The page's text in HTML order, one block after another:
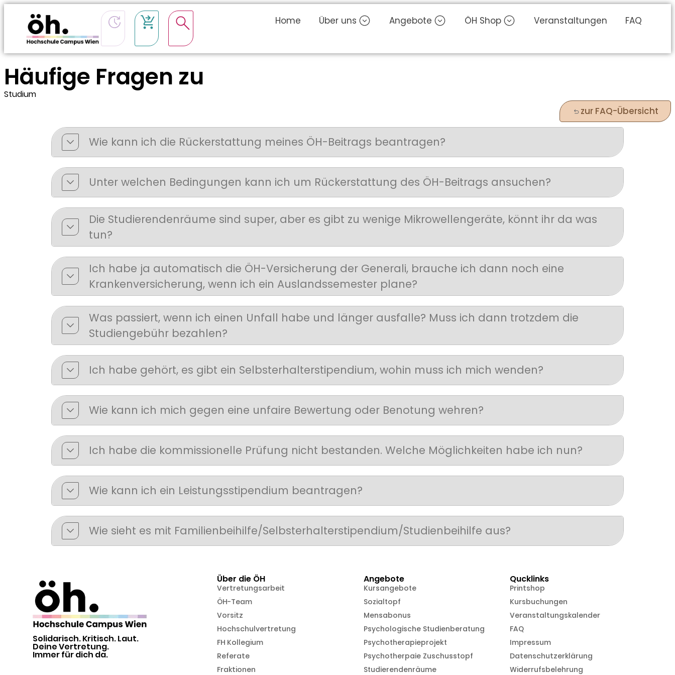
Home Über uns Angebote ÖH Shop Veranstaltungen FAQ
Häufige Fragen zu
Studium
zur FAQ-Übersicht
Wie kann ich die Rückerstattung meines ÖH-Beitrags beantragen?
Unter welchen Bedingungen kann ich um Rückerstattung des ÖH-Beitrags ansuchen?
Die Studierendenräume sind super, aber es gibt zu wenige Mikrowellengeräte, könnt ihr da was
tun?
Ich habe ja automatisch die ÖH-Versicherung der Generali, brauche ich dann noch eine
Krankenversicherung, wenn ich ein Auslandssemester plane?
Was passiert, wenn ich einen Unfall habe und länger ausfalle? Muss ich dann trotzdem die
Studiengebühr bezahlen?
Ich habe gehört, es gibt ein Selbsterhalterstipendium, wohin muss ich mich wenden?
Wie kann ich mich gegen eine unfaire Bewertung oder Benotung wehren?
Ich habe die kommissionelle Prüfung nicht bestanden. Welche Möglichkeiten habe ich nun?
Wie kann ich ein Leistungsstipendium beantragen?
Wie sieht es mit Familienbeihilfe/Selbsterhalterstipendium/Studienbeihilfe aus?
Solidarisch. Kritisch. Laut.
Deine Vertretung.
Immer für dich da.
Über die ÖH
Vertretungsarbeit
ÖH-Team
Vorsitz
Hochschulvertretung
FH Kollegium
Referate
Fraktionen
Angebote
Kursangebote
Sozialtopf
Mensabonus
Psychologische Studienberatung
Psychotherapieprojekt
Psychotherpaie Zuschusstopf
Studierendenräume
Qucklinks
Printshop
Kursbuchungen
Veranstaltungskalender
FAQ
Impressum
Datenschutzerklärung
Widerrufsbelehrung